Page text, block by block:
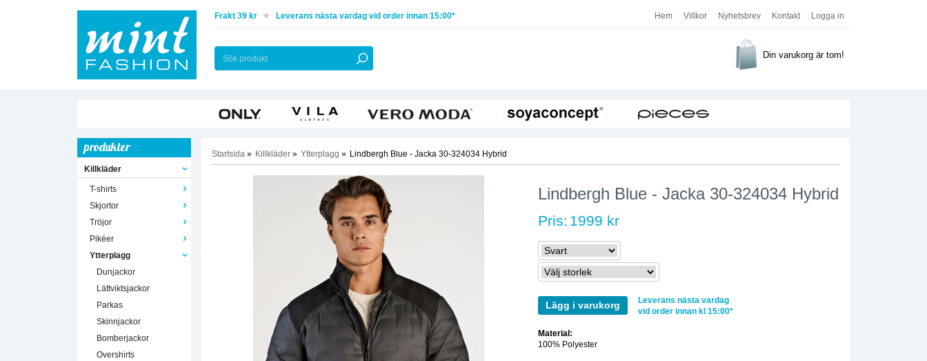
Hem Villkor Nyhetsbrev Kontakt Logga in
Frakt 39 kr Leverans nästa vardag vid order innan 15:00*
Din varukorg är tom!
produkter
Killkläder
T-shirts
Skjortor
Tröjor
Pikéer
Ytterplagg
Dunjackor
Lättviktsjackor
Parkas
Skinnjackor
Bomberjackor
Overshirts
Startsida » Killkläder » Ytterplagg » Lindbergh Blue - Jacka 30-324034 Hybrid
Lindbergh Blue - Jacka 30-324034 Hybrid
Pris: 1999 kr
Lägg i varukorg
Leverans nästa vardag
vid order innan kl 15:00*
Material:
100% Polyester